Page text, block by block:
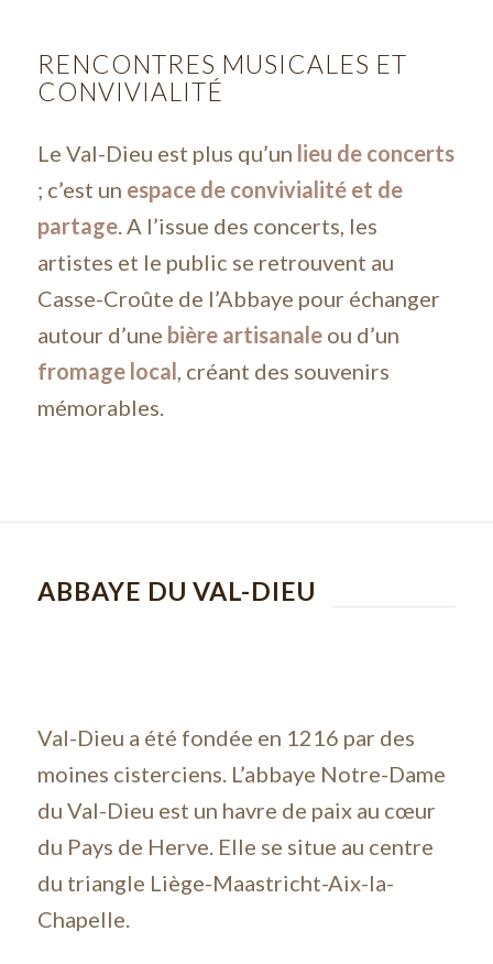
RENCONTRES MUSICALES ET
CONVIVIALITÉ
Le Val-Dieu est plus qu’un lieu de concerts
; c’est un espace de convivialité et de
partage. A l’issue des concerts, les
artistes et le public se retrouvent au
Casse-Croûte de l’Abbaye pour échanger
autour d’une bière artisanaleou d’un
fromage local, créant des souvenirs
mémorables.
ABBAYE DU VAL-DIEU
Val-Dieu a été fondée en 1216 par des
moines cisterciens. L’abbaye Notre-Dame
du Val-Dieu est un havre de paix au cœur
du Pays de Herve. Elle se situe au centre
du triangle Liège-Maastricht-Aix-la-
Chapelle.